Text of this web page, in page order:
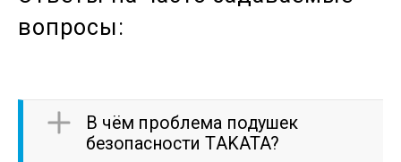
вопросы:
В чём проблема подушек
безопасности TAKATA?